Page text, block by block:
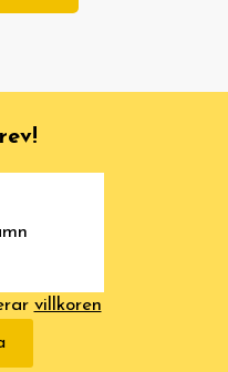
villkoren